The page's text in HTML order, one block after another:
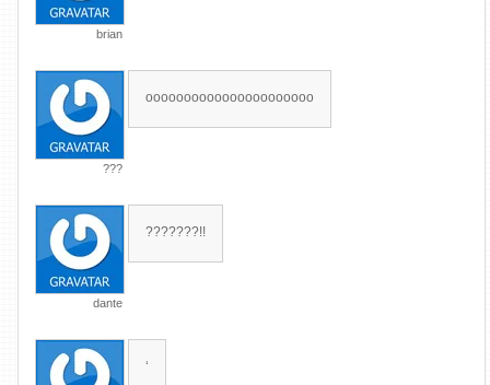
brian
???
oooooooooooooooooooooo
dante
???????!!
‘